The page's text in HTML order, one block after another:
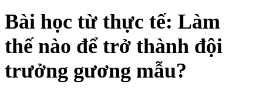
Bài học từ thực tế: Làm
thế nào để trở thành đội
trưởng gương mẫu?